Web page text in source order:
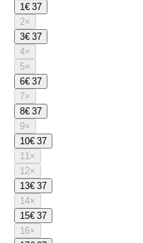
1€ 37
2×
3€ 37
4×
5×
6€ 37
7×
8€ 37
9×
10€ 37
11×
12×
13€ 37
14×
15€ 37
16×